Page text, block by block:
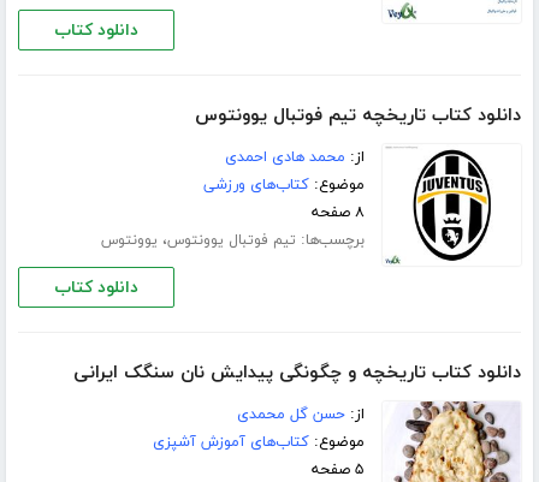
دانلود کتاب
دانلود کتاب تاریخچه تیم فوتبال یوونتوس
از: محمد هادی احمدی
موضوع:کتاب‌های ورزشی
۸ صفحه
برچسب‌ها: تیم فوتبال یوونتوس، یوونتوس
دانلود کتاب
دانلود کتاب تاریخچه و چگونگی پیدایش نان سنگک ایرانی
از:حسن گل محمدی
موضوع:کتاب‌های آموزش آشپزی
۵ صفحه